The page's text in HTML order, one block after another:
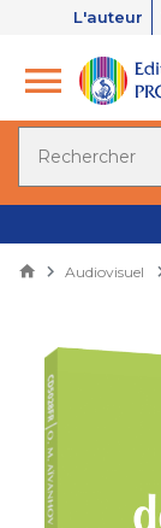
L'auteur
Audiovisuel